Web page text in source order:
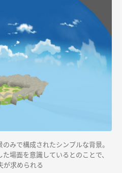
みで構成されたシンプルな背景。
場面を意識しているとのことで、
が求められる